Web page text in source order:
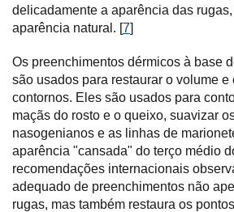
delicadamente a aparência das
aparência natural. [7]
Os preenchimentos dérmicos à base
são usados para restaurar o volume e
contornos. Eles são usados para
maçãs do rosto e o queixo, suavizar
nasogenianos e as linhas de
aparência "cansada" do terço médio
recomendações internacionais
adequado de preenchimentos não
rugas, mas também restaura os